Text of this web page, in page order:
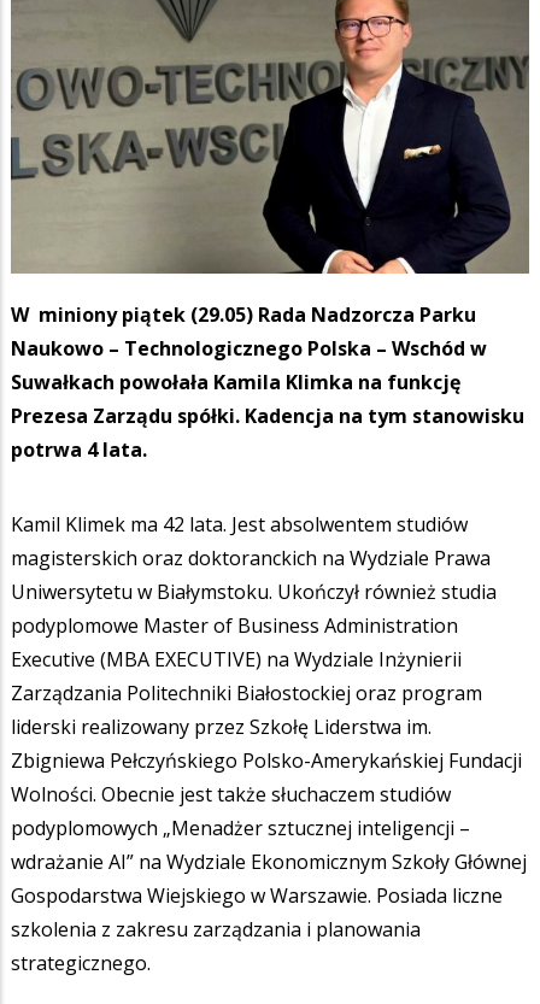
W miniony piątek (29.05) Rada Nadzorcza Parku
Naukowo – Technologicznego Polska – Wschód w
Suwałkach powołała Kamila Klimka na funkcję
Prezesa Zarządu spółki. Kadencja na tym stanowisku
potrwa 4 lata.
Kamil Klimek ma 42 lata. Jest absolwentem studiów
magisterskich oraz doktoranckich na Wydziale Prawa
Uniwersytetu w Białymstoku. Ukończył również studia
podyplomowe Master of Business Administration
Executive (MBA EXECUTIVE) na Wydziale Inżynierii
Zarządzania Politechniki Białostockiej oraz program
liderski realizowany przez Szkołę Liderstwa im.
Zbigniewa Pełczyńskiego Polsko-Amerykańskiej Fundacji
Wolności. Obecnie jest także słuchaczem studiów
podyplomowych „Menadżer sztucznej inteligencji –
wdrażanie AI” na Wydziale Ekonomicznym Szkoły Głównej
Gospodarstwa Wiejskiego w Warszawie. Posiada liczne
szkolenia z zakresu zarządzania i planowania
strategicznego.